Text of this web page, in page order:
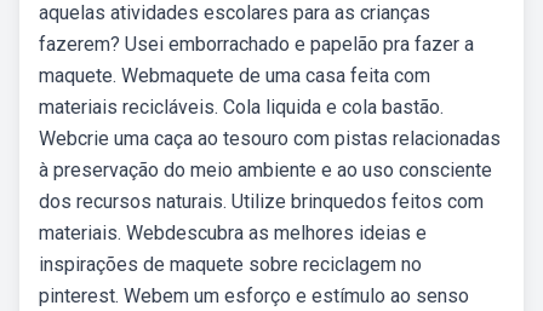
aquelas atividades escolares para as crianças
fazerem? Usei emborrachado e papelão pra fazer a
maquete. Webmaquete de uma casa feita com
materiais recicláveis. Cola liquida e cola bastão.
Webcrie uma caça ao tesouro com pistas relacionadas
à preservação do meio ambiente e ao uso consciente
dos recursos naturais. Utilize brinquedos feitos com
materiais. Webdescubra as melhores ideias e
inspirações de maquete sobre reciclagem no
pinterest. Webem um esforço e estímulo ao senso